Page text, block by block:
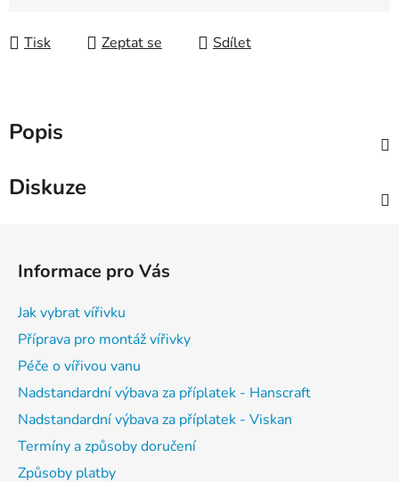
Tisk Zeptat se Sdílet
Popis
Diskuze
Informace pro Vás
Jak vybrat vířivku
Příprava pro montáž vířivky
Péče o vířivou vanu
Nadstandardní výbava za příplatek - Hanscraft
Nadstandardní výbava za příplatek - Viskan
Termíny a způsoby doručení
Způsoby platby